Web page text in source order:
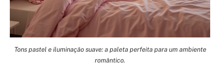
Tons pastel e iluminação suave: a paleta perfeita para um ambiente
romântico.